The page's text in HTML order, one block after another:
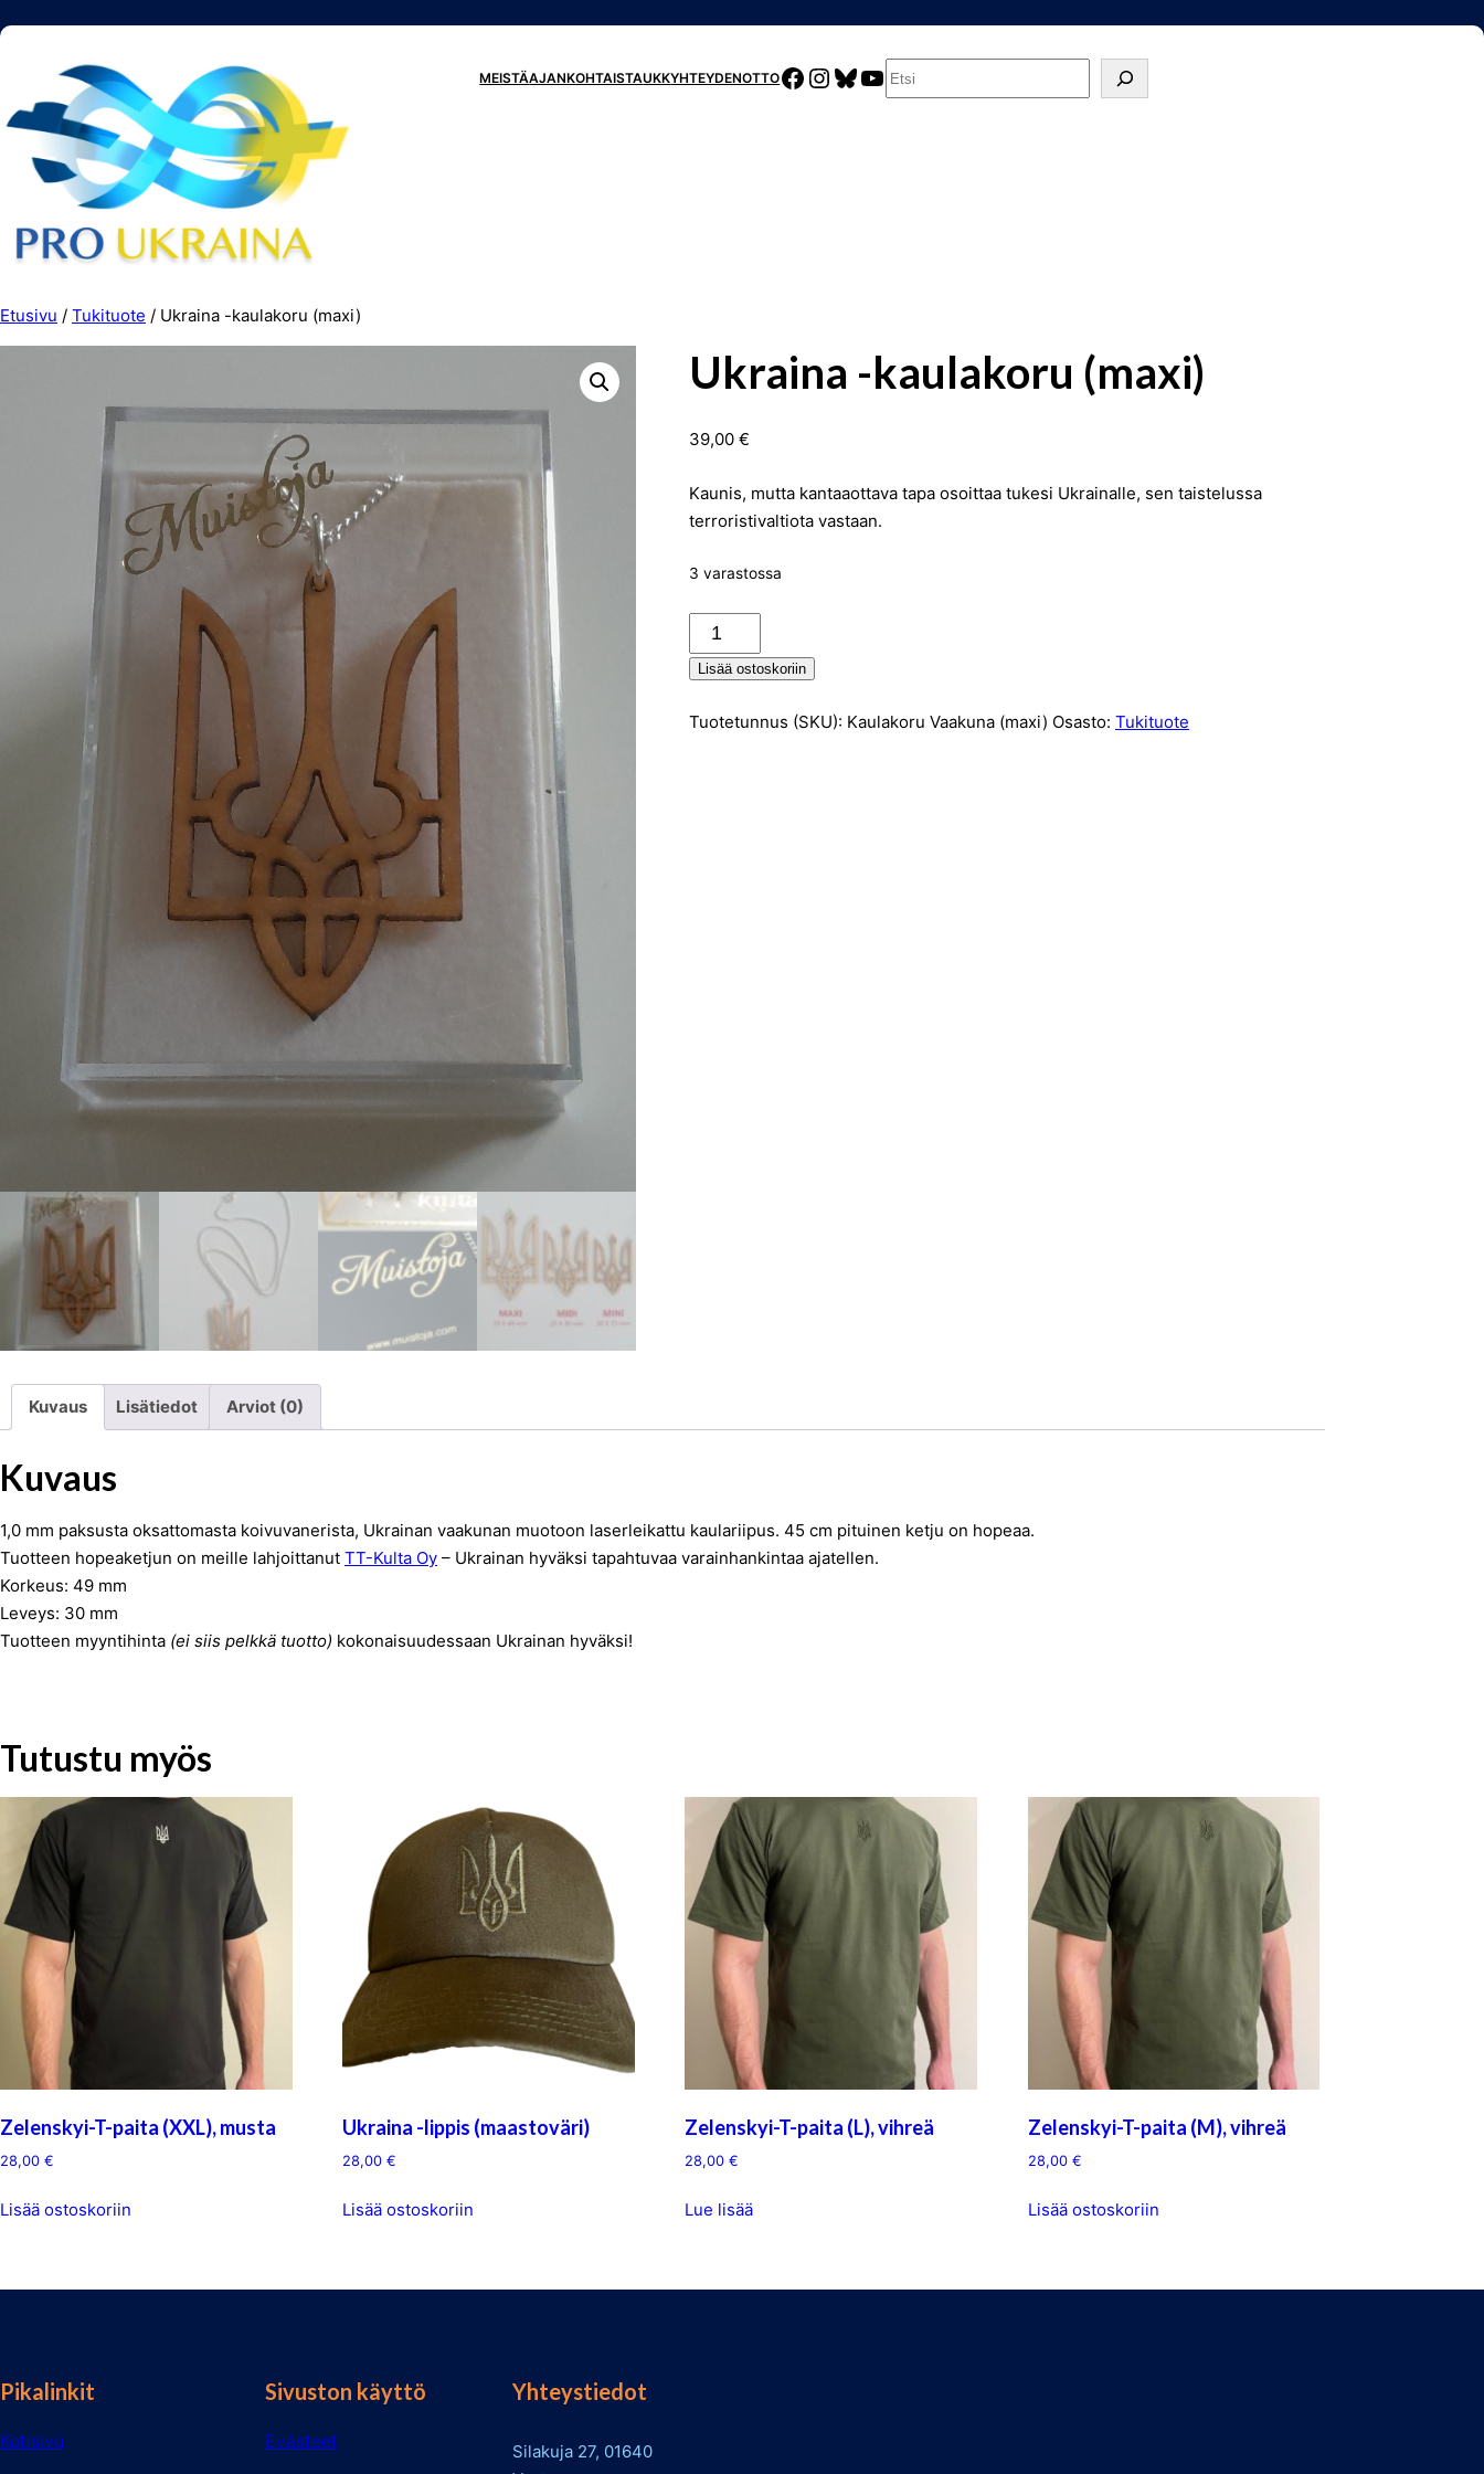
sisältöön
MEISTÄAJANKOHTAISTAUKKYHTEYDENOTTOFACEBOOK INSTAGRAMBLUESKY YOUTUBE
Etusivu / Tukituote / Ukraina -kaulakoru (maxi)
Ukraina -kaulakoru (maxi)
39,00 €
Kaunis, mutta kantaaottava tapa osoittaa tukesi Ukrainalle, sen taistelussa
terroristivaltiota vastaan.
3 varastossa
Ukraina
-
kaulakoru
määrä
Lisää ostoskoriin
Tuotetunnus (SKU): Kaulakoru Vaakuna (maxi) Osasto: Tukituote
Kuvaus Lisätiedot Arviot (0)
Kuvaus
1,0 mm paksusta oksattomasta koivuvanerista, Ukrainan vaakunan muotoon laserleikattu kaulariipus. 45 cm pituinen ketju on hopeaa.
Tuotteen hopeaketjun on meille lahjoittanut TT-Kulta Oy – Ukrainan hyväksi tapahtuvaa varainhankintaa ajatellen.
Korkeus: 49 mm
Leveys: 30 mm
Tuotteen myyntihinta (ei siis pelkkä tuotto) kokonaisuudessaan Ukrainan hyväksi!
Tutustu myös
Zelenskyi-T-paita (XXL), musta
28,00 €
Lisää ostoskoriin
Ukraina -lippis (maastoväri)
28,00€
Lisää ostoskoriin
Zelenskyi-T-paita (L), vihreä
28,00€
Lue lisää
Zelenskyi-T-paita (M), vihreä
28,00 €
Lisää ostoskoriin
Pikalinkit
Kotisivu
Sivuston käyttö
Evästeet
Yhteystiedot
Silakuja 27, 01640